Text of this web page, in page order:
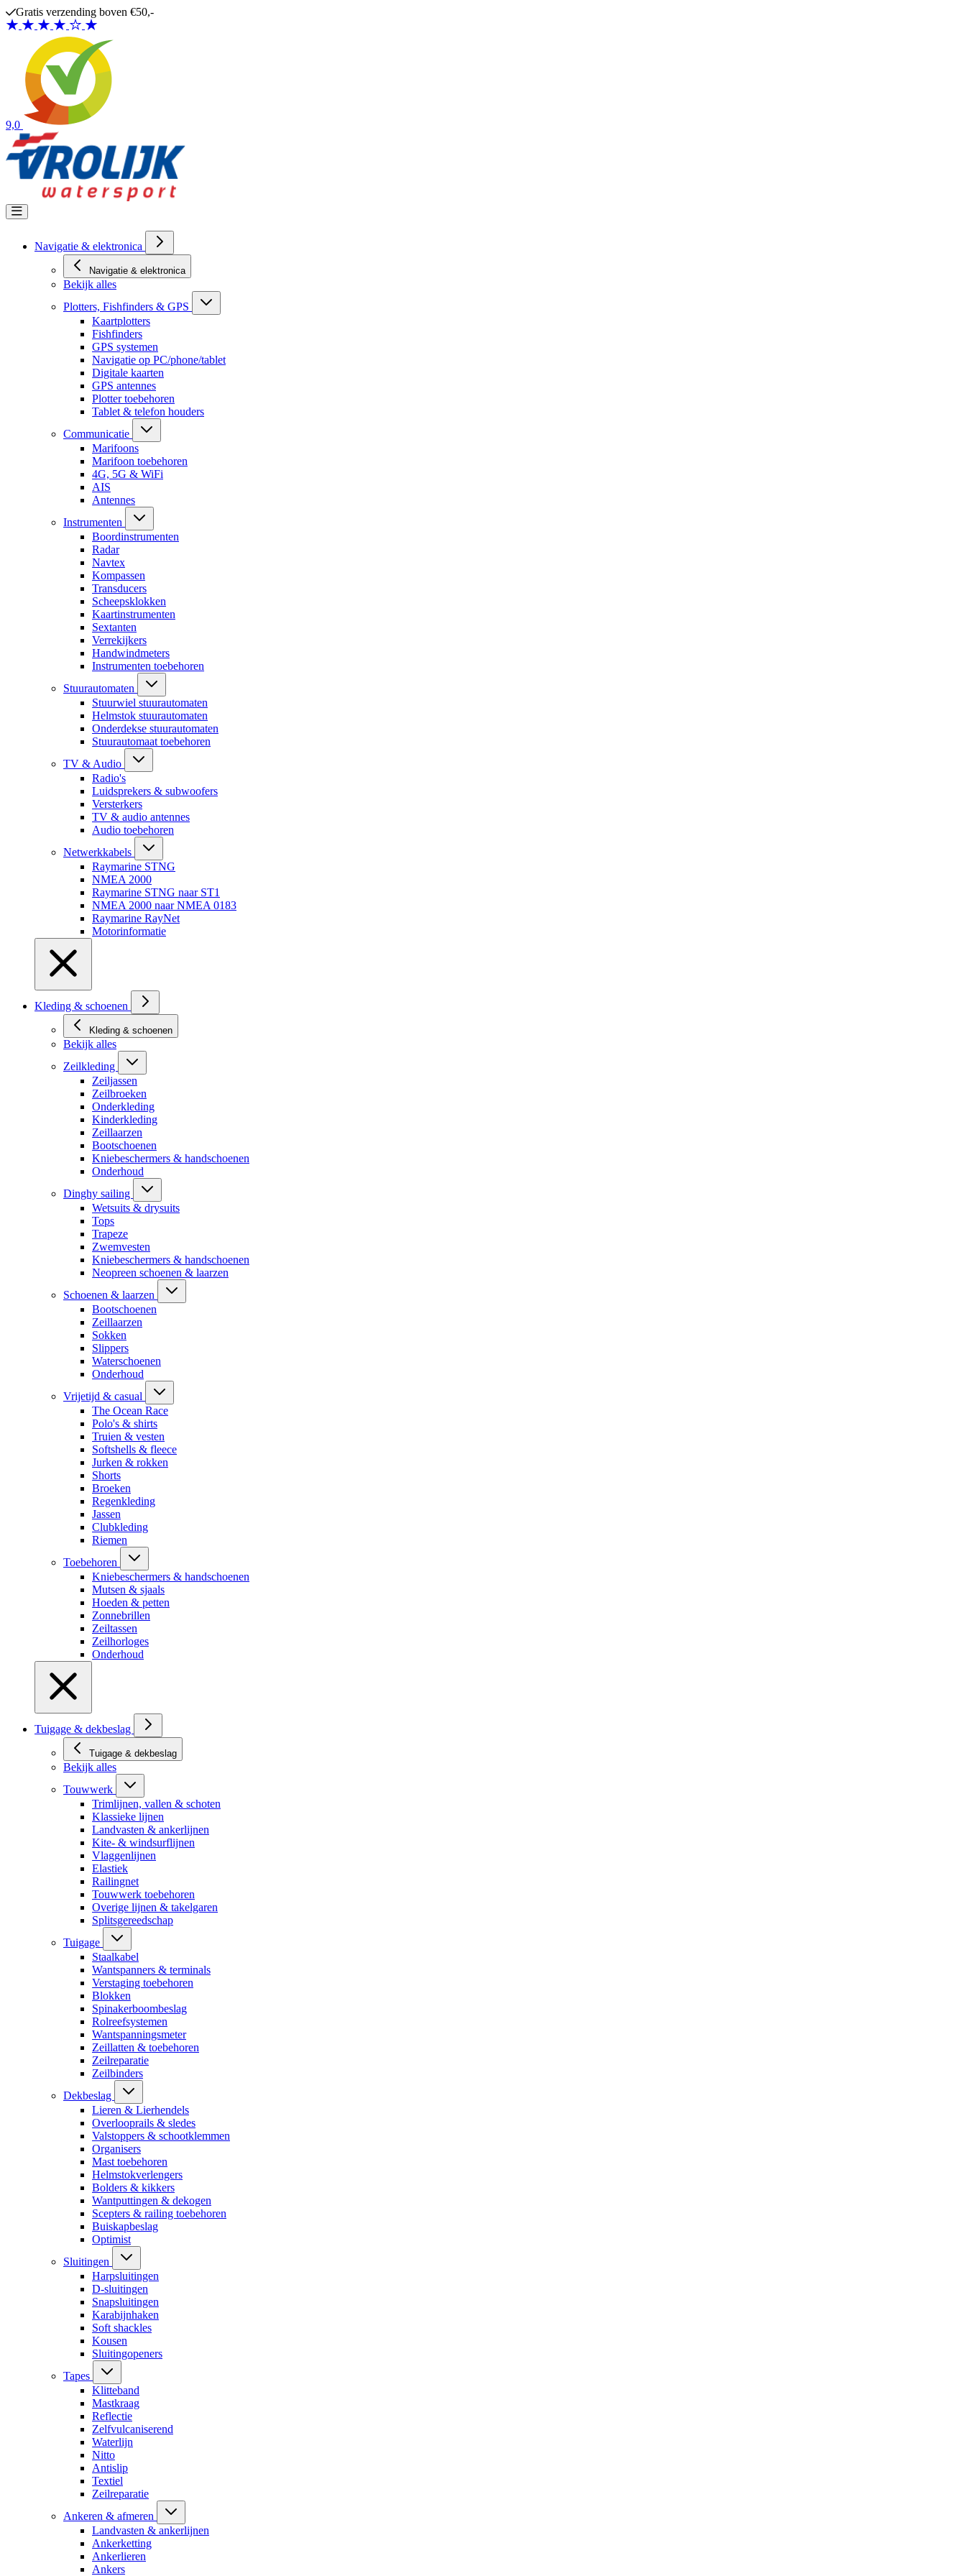
Ga naar de inhoud
Gratis verzending boven €50,-
9,0
Navigatie & elektronica
Navigatie & elektronica
Bekijk alles
Plotters, Fishfinders & GPS
Kaartplotters
Fishfinders
GPS systemen
Navigatie op PC/phone/tablet
Digitale kaarten
GPS antennes
Plotter toebehoren
Tablet & telefon houders
Communicatie
Marifoons
Marifoon toebehoren
4G, 5G & WiFi
AIS
Antennes
Instrumenten
Boordinstrumenten
Radar
Navtex
Kompassen
Transducers
Scheepsklokken
Kaartinstrumenten
Sextanten
Verrekijkers
Handwindmeters
Instrumenten toebehoren
Stuurautomaten
Stuurwiel stuurautomaten
Helmstok stuurautomaten
Onderdekse stuurautomaten
Stuurautomaat toebehoren
TV & Audio
Radio's
Luidsprekers & subwoofers
Versterkers
TV & audio antennes
Audio toebehoren
Netwerkkabels
Raymarine STNG
NMEA 2000
Raymarine STNG naar ST1
NMEA 2000 naar NMEA 0183
Raymarine RayNet
Motorinformatie
Kleding & schoenen
Kleding & schoenen
Bekijk alles
Zeilkleding
Zeiljassen
Zeilbroeken
Onderkleding
Kinderkleding
Zeillaarzen
Bootschoenen
Kniebeschermers & handschoenen
Onderhoud
Dinghy sailing
Wetsuits & drysuits
Tops
Trapeze
Zwemvesten
Kniebeschermers & handschoenen
Neopreen schoenen & laarzen
Schoenen & laarzen
Bootschoenen
Zeillaarzen
Sokken
Slippers
Waterschoenen
Onderhoud
Vrijetijd & casual
The Ocean Race
Polo's & shirts
Truien & vesten
Softshells & fleece
Jurken & rokken
Shorts
Broeken
Regenkleding
Jassen
Clubkleding
Riemen
Toebehoren
Kniebeschermers & handschoenen
Mutsen & sjaals
Hoeden & petten
Zonnebrillen
Zeiltassen
Zeilhorloges
Onderhoud
Tuigage & dekbeslag
Tuigage & dekbeslag
Bekijk alles
Touwwerk
Trimlijnen, vallen & schoten
Klassieke lijnen
Landvasten & ankerlijnen
Kite- & windsurflijnen
Vlaggenlijnen
Elastiek
Railingnet
Touwwerk toebehoren
Overige lijnen & takelgaren
Splitsgereedschap
Tuigage
Staalkabel
Wantspanners & terminals
Verstaging toebehoren
Blokken
Spinakerboombeslag
Rolreefsystemen
Wantspanningsmeter
Zeillatten & toebehoren
Zeilreparatie
Zeilbinders
Dekbeslag
Lieren & Lierhendels
Overlooprails & sledes
Valstoppers & schootklemmen
Organisers
Mast toebehoren
Helmstokverlengers
Bolders & kikkers
Wantputtingen & dekogen
Scepters & railing toebehoren
Buiskapbeslag
Optimist
Sluitingen
Harpsluitingen
D-sluitingen
Snapsluitingen
Karabijnhaken
Soft shackles
Kousen
Sluitingopeners
Tapes
Klitteband
Mastkraag
Reflectie
Zelfvulcaniserend
Waterlijn
Nitto
Antislip
Textiel
Zeilreparatie
Ankeren & afmeren
Landvasten & ankerlijnen
Ankerketting
Ankerlieren
Ankers